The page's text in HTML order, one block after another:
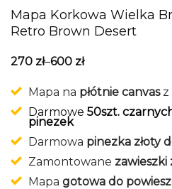
Mapa Korkowa Wielka
Retro Brown Desert
270 zł–600 zł
Mapa na płótnie canvas z
Darmowe 50szt.
pinezek
Darmowa pinezka złoty
Zamontowane zawieszki
Mapa gotowa do